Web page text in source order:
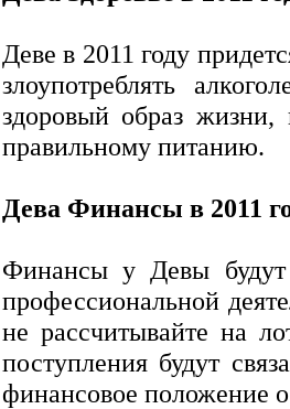
Деве в 2011 году
злоупотреблять
здоровый образ жизни,
правильному питанию.
Дева Финансы в 2011
Финансы у Девы
профессиональной
не рассчитывайте на
поступления будут
финансовое положение